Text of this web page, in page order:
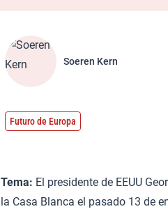
Soeren Kern
Futuro de Europa
Tema: El presidente de EEUU
la Casa Blanca el pasado 13 de